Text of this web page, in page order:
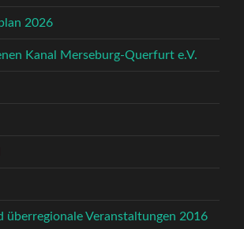
2026
Kanal Merseburg-Querfurt e.V.
überregionale Veranstaltungen 2016